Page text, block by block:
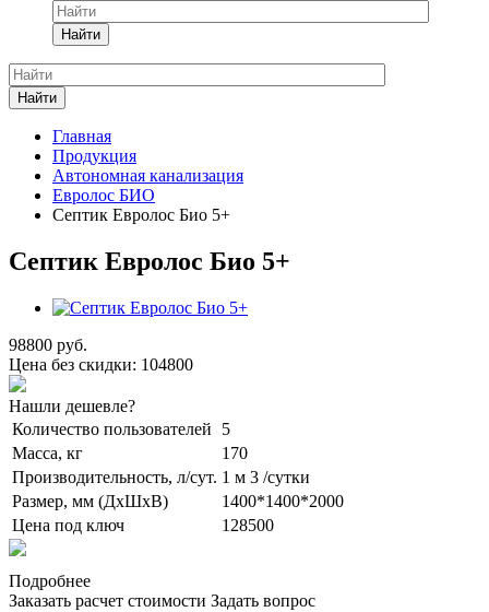
Найти
Найти
Главная
Продукция
Автономная канализация
Евролос БИО
Септик Евролос Био 5+
Септик Евролос Био 5+
98800 руб.
Цена без скидки: 104800
Нашли дешевле?
Количество пользователей
5
Масса, кг
170
Производительность, л/сут. 1 м 3 /сутки
Размер, мм (ДхШхВ)
1400*1400*2000
Цена под ключ
128500
Подробнее
Заказать расчет стоимости Задать вопрос